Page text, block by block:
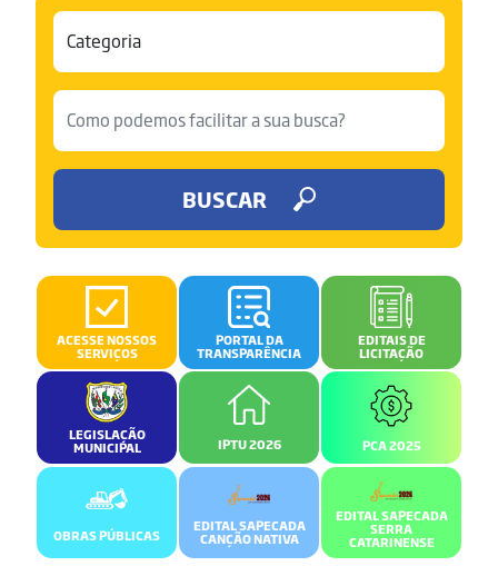
BUSCAR
ACESSE NOSSOS
SERVIÇOS
PORTAL DA
TRANSPARÊNCIA
EDITAIS DE
LICITAÇÃO
LEGISLAÇÃO
MUNICIPAL IPTU 2026 PCA 2025
OBRAS PÚBLICAS
EDITAL SAPECADA
CANÇÃO NATIVA
EDITAL SAPECADA
SERRA
CATARINENSE